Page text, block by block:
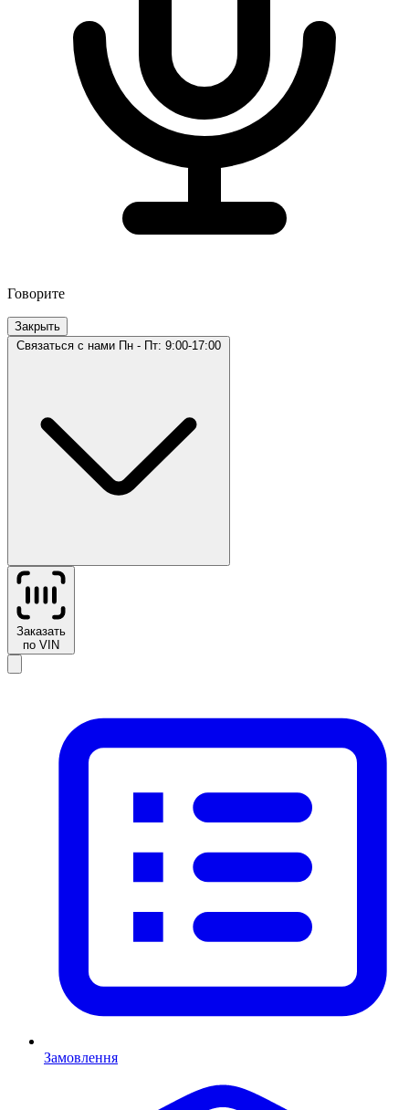
Говорите
Закрыть
Связаться с нами
Пн - Пт: 9:00-17:00
Заказать
по VIN
Замовлення